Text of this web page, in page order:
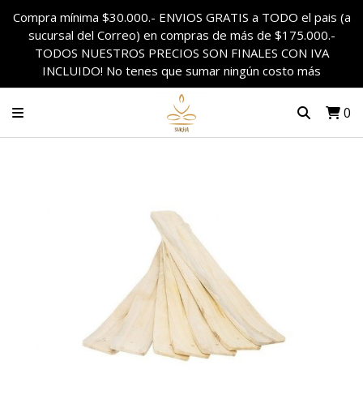
Compra mínima $30.000.- ENVIOS GRATIS a TODO el pais (a
sucursal del Correo) en compras de más de $175.000.-
TODOS NUESTROS PRECIOS SON FINALES CON IVA
INCLUIDO! No tenes que sumar ningún costo más
0